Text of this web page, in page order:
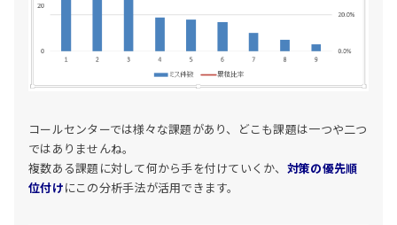
コールセンターでは様々な課題があり、どこも課題は一つや二つ
ではありませんね。
複数ある課題に対して何から手を付けていくか、 対策の優先順
位付けにこの分析手法が活用できます。